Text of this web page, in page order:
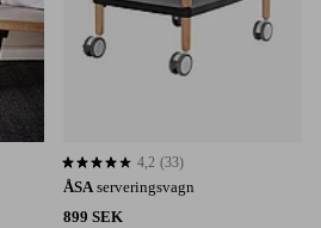
ÅSA serveringsvagn
899 SEK
4,2 baserat på 33 st betyg
4,2 (33)